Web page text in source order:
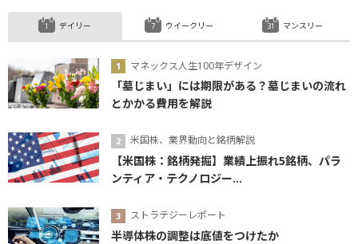
デイリー
マネックス人生100年デザイン
「墓じまい」には期限がある？墓じまいの流れ
とかかる費用を解説
米国株、業界動向と銘柄解説
【米国株：銘柄発掘】業績上振れ5銘柄、パラ
ンティア・テクノロジー...
ストラテジーレポート
半導体株の調整は底値をつけたか
ウイークリー マンスリー